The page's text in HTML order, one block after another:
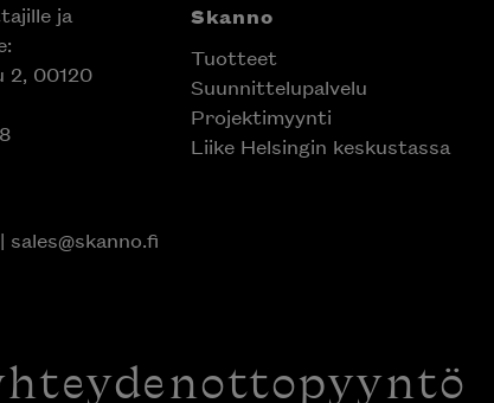
ja
2, 00120
sales@skanno.fi
Skanno
Tuotteet
Suunnittelupalvelu
Projektimyynti
Liike Helsingin keskustassa